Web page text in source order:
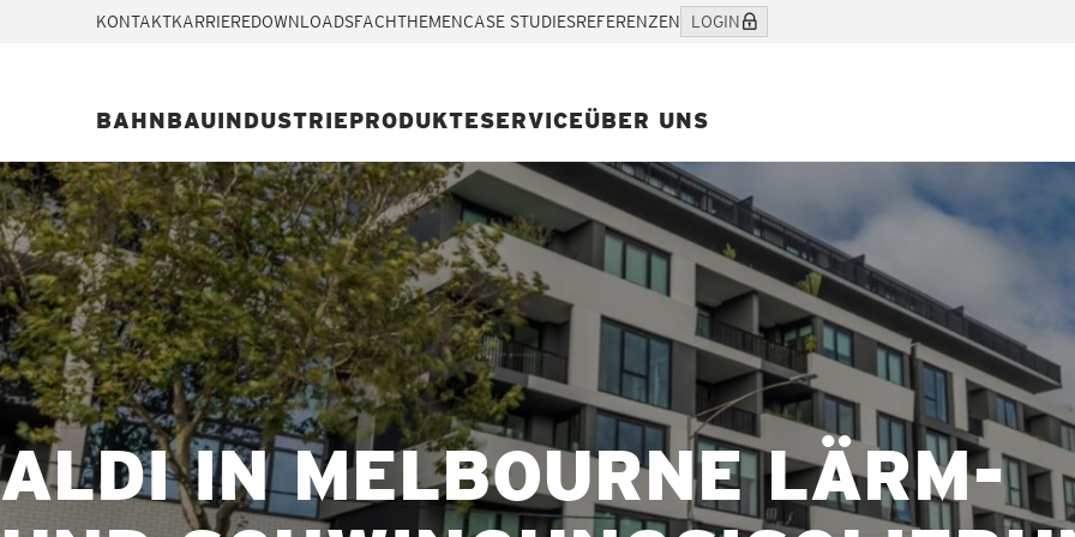
KONTAKTKARRIEREDOWNLOADSFACHTHEMENCASE STUDIESREFERENZEN LOGIN
BAHNBAUINDUSTRIEPRODUKTESERVICEÜBER UNS
ALDI IN MELBOURNE LÄRM-